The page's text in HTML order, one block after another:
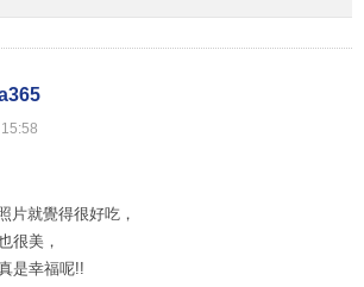
15:58
片就覺得很好吃，
很美，
是幸福呢!!